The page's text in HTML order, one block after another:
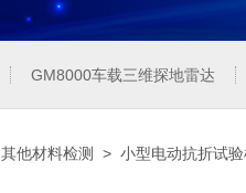
GM8000车载三维探地雷达
其他材料检测 > 小型电动抗折试